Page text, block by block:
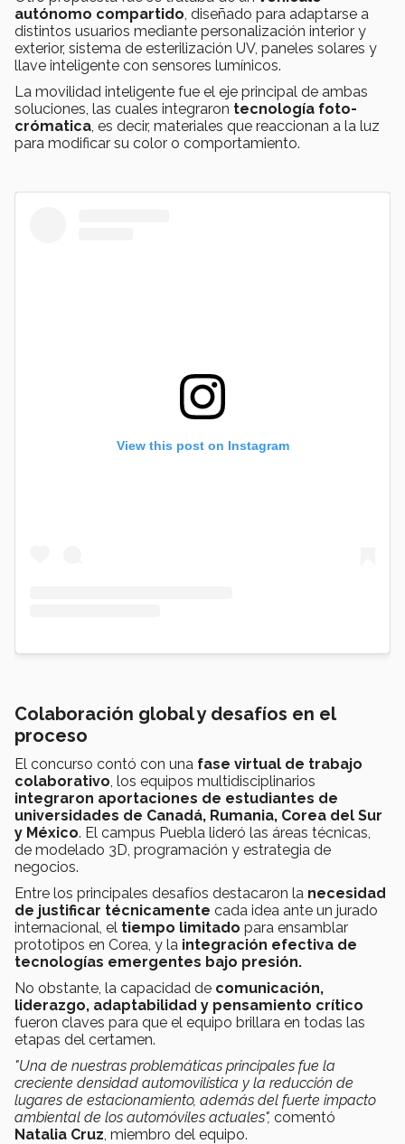
autónomo compartido , diseñado para adaptarse a
distintos usuarios mediante personalización interior y
exterior, sistema de esterilización UV, paneles solares y
llave inteligente con sensores lumínicos.
La movilidad inteligente fue el eje principal de ambas
soluciones, las cuales integraron tecnología foto-
crómatica , es decir, materiales que reaccionan a la luz
para modificar su color o comportamiento.
View this post on Instagram
Colaboración global y desafíos en el
proceso
El concurso contó con una fase virtual de trabajo
colaborativo, los equipos multidisciplinarios
integraron aportaciones de estudiantes de
universidades de Canadá, Rumania, Corea del Sur
y México. El campus Puebla lideró las áreas técnicas,
de modelado 3D, programación y estrategia de
negocios.
Entre los principales desafíos destacaron la necesidad
de justificar técnicamente cada idea ante un jurado
internacional, el tiempo limitado para ensamblar
prototipos en Corea, y la integración efectiva de
tecnologías emergentes bajo presión.
No obstante, la capacidad de comunicación,
liderazgo, adaptabilidad y pensamiento crítico
fueron claves para que el equipo brillara en todas las
etapas del certamen.
"Una de nuestras problemáticas principales fue la
creciente densidad automovilística y la reducción de
lugares de estacionamiento, además del fuerte impacto
ambiental de los automóviles actuales", comentó
Natalia Cruz, miembro del equipo.